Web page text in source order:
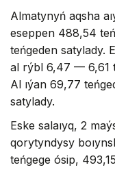
Almatynyń aqsha
eseppen 488,54
teńgeden satylady.
al rýbl 6,47 — 6,61
Al ıýan 69,77
satylady.
Eske salaıyq, 2
qorytyndysy
teńgege ósip,